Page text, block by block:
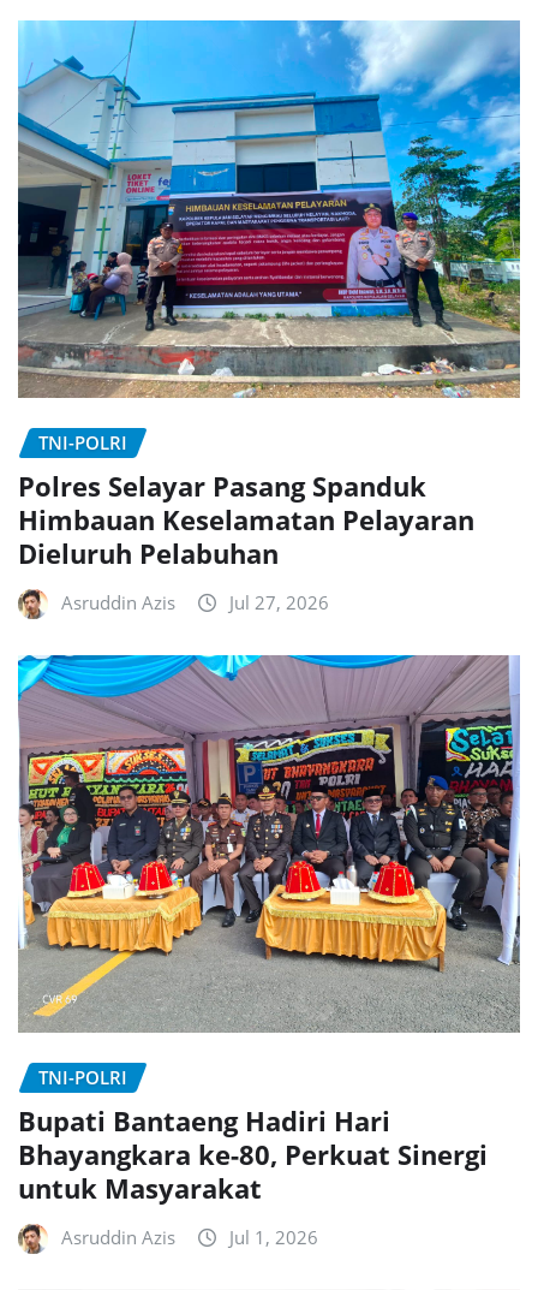
TNI-POLRI
Polres Selayar Pasang Spanduk
Himbauan Keselamatan Pelayaran
Dieluruh Pelabuhan
Asruddin Azis Jul 27, 2026
TNI-POLRI
Bupati Bantaeng Hadiri Hari
Bhayangkara ke-80, Perkuat Sinergi
untuk Masyarakat
Asruddin Azis Jul 1, 2026